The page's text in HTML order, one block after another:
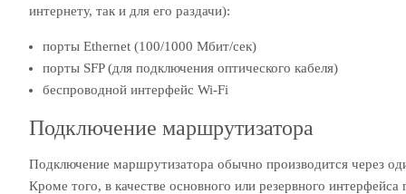
интернету, так и для его раздачи):
порты Ethernet (100/1000 Мбит/сек)
порты SFP (для подключения оптического кабеля)
беспроводной интерфейс Wi-Fi
Подключение маршрутизатора
Подключение маршрутизатора обычно производится через
Кроме того, в качестве основного или резервного